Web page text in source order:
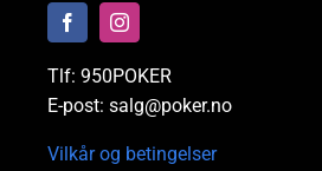
Tlf: 950POKER
E-post: salg@poker.no
Vilkår og betingelser